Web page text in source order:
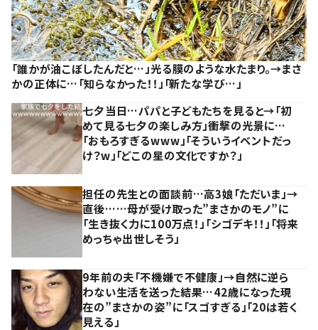
「誰かが油こぼしたんだと…」光る膜のような水たまり。→まさ
かの正体に…「知らなかった！！」「新たな学び…」
七夕当日…パパと子どもたちを見ると→「初
めて見る七夕の楽しみ方」衝撃の光景に…
「おもろすぎるwww」「そういうイベントだっ
け？w」「どこの星の文化ですか？」
担任の先生との面談前…高3娘「ただいま」→
直後……母が受け取った”まさかのモノ”に
「生き抜く力に100万点！」「シゴデキ！！」「将来
めっちゃ出世しそう」
9年前の夫「不機嫌で不健康」→自然に逆ら
わない生活を送った結果…42歳になった現
在の”まさかの姿”に「スゴすぎる」「20は若く
見える」